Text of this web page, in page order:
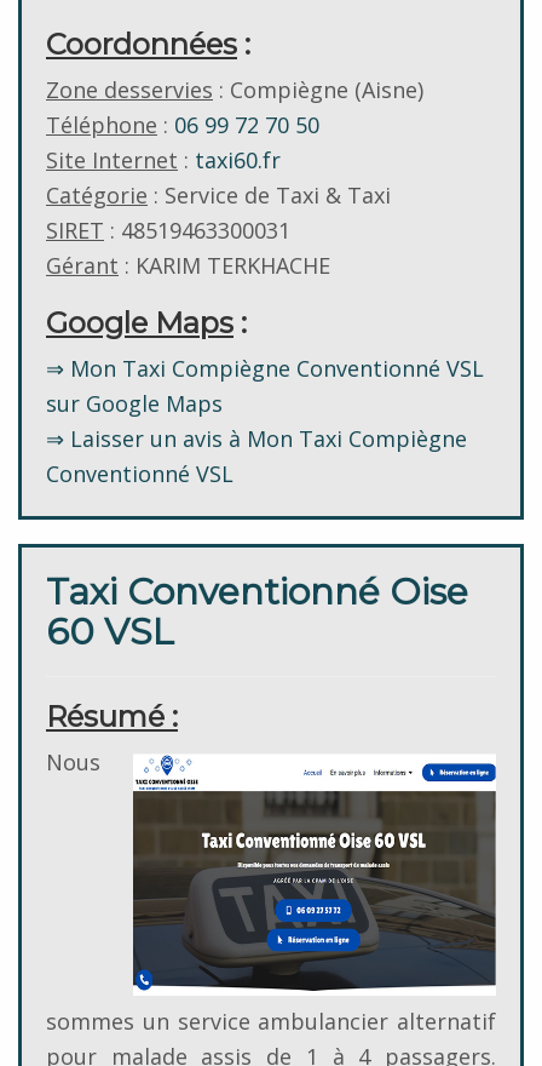
Coordonnées :
Zone desservies : Compiègne (Aisne)
Téléphone : 06 99 72 70 50
Site Internet : taxi60.fr
Catégorie : Service de Taxi & Taxi
SIRET : 48519463300031
Gérant : KARIM TERKHACHE
Google Maps :
⇒ Mon Taxi Compiègne Conventionné VSL
sur Google Maps
⇒ Laisser un avis à Mon Taxi Compiègne
Conventionné VSL
Taxi Conventionné Oise
60 VSL
Résumé :
Nous
sommes un service ambulancier alternatif
pour malade assis de 1 à 4 passagers.